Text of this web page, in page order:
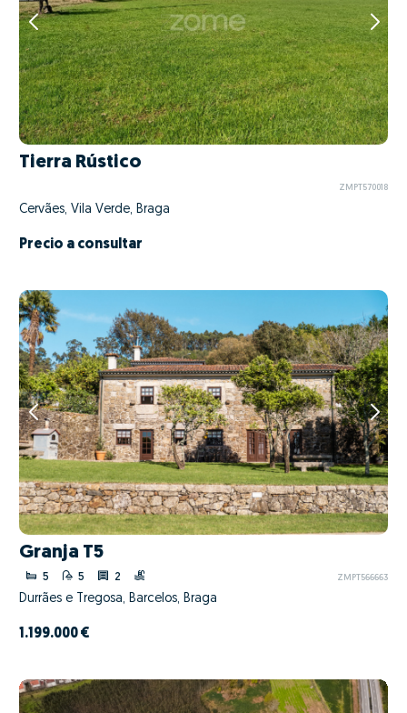
Tierra Rústico
ZMPT570018
Cervães, Vila Verde, Braga
Precio a consultar
Granja T5
5 5 2 ZMPT566663
Durrães e Tregosa, Barcelos, Braga
1.199.000 €